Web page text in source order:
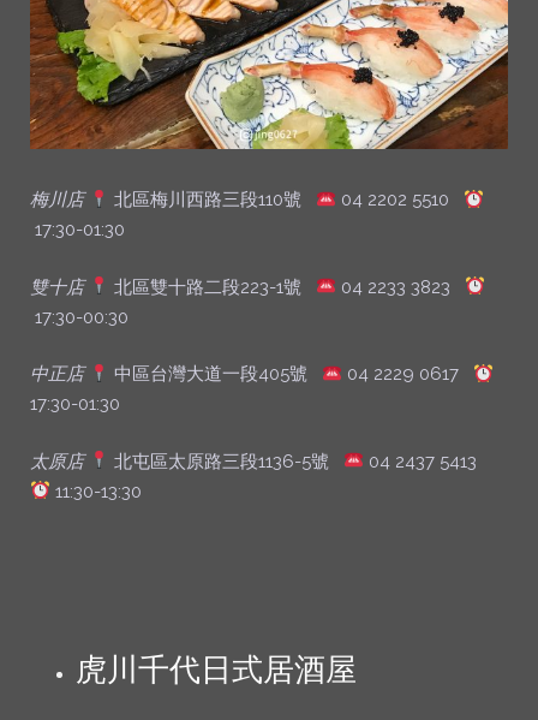
梅川店 北區梅川西路三段110號
04 2202 5510
17:30-01:30
雙十店 北區雙十路二段223-1號
04 2233 3823
17:30-00:30
中正店 中區台灣大道一段405號
04 2229 0617
17:30-01:30
太原店 北屯區太原路三段1136-5號
04 2437 5413
11:30-13:30
虎川千代日式居酒屋